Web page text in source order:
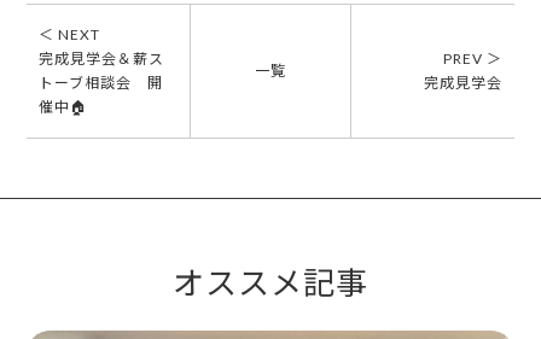
＜ NEXT
完成見学会＆薪ス
トーブ相談会 開
催中🏠
一覧
PREV ＞
完成見学会
オススメ記事